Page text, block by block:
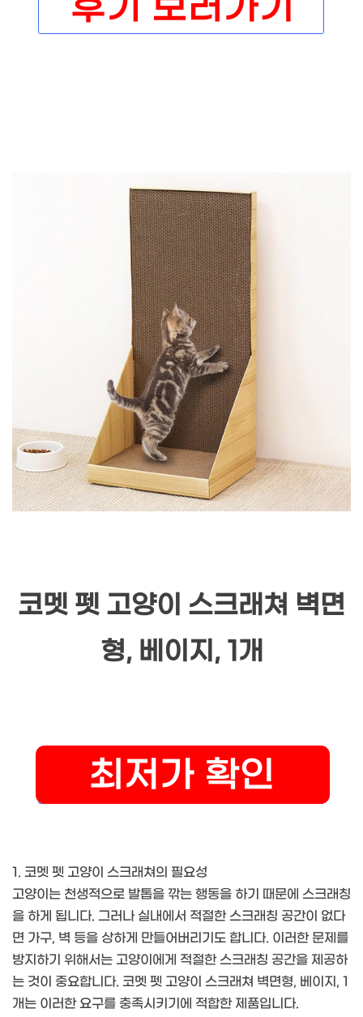
코멧 펫 고양이 스크래쳐 벽면
형, 베이지, 1개
1. 코멧 펫 고양이 스크래쳐의 필요성
고양이는 천생적으로 발톱을 깎는 행동을 하기 때문에 스크래칭
을 하게 됩니다. 그러나 실내에서 적절한 스크래칭 공간이 없다
면 가구, 벽 등을 상하게 만들어버리기도 합니다. 이러한 문제를
방지하기 위해서는 고양이에게 적절한 스크래칭 공간을 제공하
는 것이 중요합니다. 코멧 펫 고양이 스크래쳐 벽면형, 베이지, 1
개는 이러한 요구를 충족시키기에 적합한 제품입니다.